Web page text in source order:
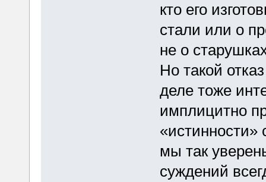
кто его
стали или о
не о
Но такой
деле тоже
имплицитно
мы так
суждений